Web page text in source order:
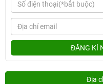
ĐĂNG KÍ
Địa